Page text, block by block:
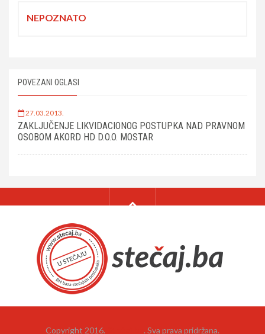
NEPOZNATO
POVEZANI OGLASI
27.03.2013.
ZAKLJUČENJE LIKVIDACIONOG POSTUPKA NAD PRAVNOM
OSOBOM AKORD HD D.O.O. MOSTAR
Copyright 2016. . Sva prava pridržana.